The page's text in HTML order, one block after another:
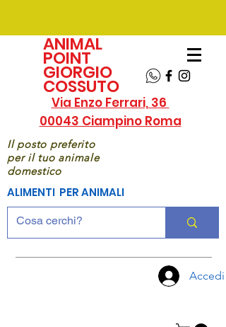
ANIMAL
POINT
GIORGIO
COSSUTO
Via Enzo Ferrari, 36
00043 Ciampino Roma
Il posto preferito
per il tuo animale
domestico
ALIMENTI PER ANIMALI
Accedi